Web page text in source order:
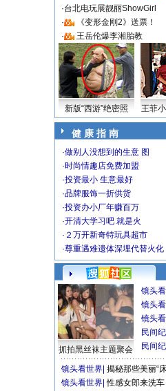
·台北电玩展靓丽ShowGirl
·
《变形金刚2》送票！
·
王岳伦爆李湘胎教
新版“西游”绝密照 王菲
健 康 指 南
·做别人没想到的生意 图
·时尚情趣店免费加盟
·投资最小 生意最好
·品牌服饰一折供货
·投资办小厂年赚百万
·开清大学习吧 就是火
· ２万开新奇特玩具超市
·尊重遇难遗体深埋代替火化
抓拍黑丝袜主题聚会
镜头
镜头
镜头
民间
民间
镜头看世界 揭秘那些美丽“
镜头看世界 性感女郎来洗